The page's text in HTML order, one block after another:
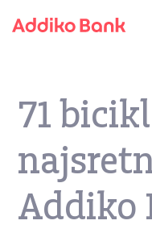
71
Addiko